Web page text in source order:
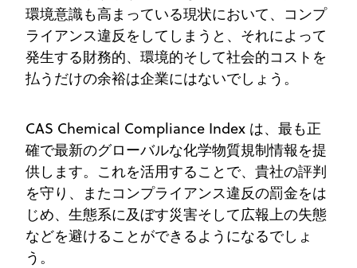
環境意識も高まっている現状において、コンプ
ライアンス違反をしてしまうと、それによって
発生する財務的、環境的そして社会的コストを
払うだけの余裕は企業にはないでしょう。
CAS Chemical Compliance Index は、最も正
確で最新のグローバルな化学物質規制情報を提
供します。これを活用することで、貴社の評判
を守り、またコンプライアンス違反の罰金をは
じめ、生態系に及ぼす災害そして広報上の失態
などを避けることができるようになるでしょ
う。